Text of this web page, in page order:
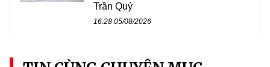
Trần Quý
16:28 05/08/2026